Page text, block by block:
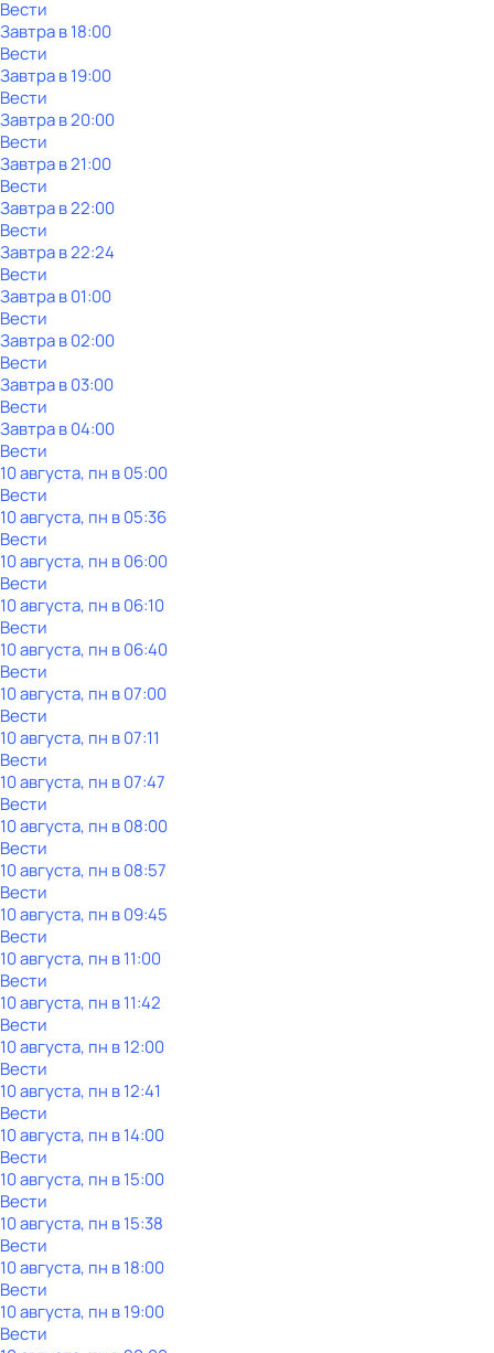
Вести
Завтра в 18:00
Вести
Завтра в 19:00
Вести
Завтра в 20:00
Вести
Завтра в 21:00
Вести
Завтра в 22:00
Вести
Завтра в 22:24
Вести
Завтра в 01:00
Вести
Завтра в 02:00
Вести
Завтра в 03:00
Вести
Завтра в 04:00
Вести
10 августа, пн в 05:00
Вести
10 августа, пн в 05:36
Вести
10 августа, пн в 06:00
Вести
10 августа, пн в 06:10
Вести
10 августа, пн в 06:40
Вести
10 августа, пн в 07:00
Вести
10 августа, пн в 07:11
Вести
10 августа, пн в 07:47
Вести
10 августа, пн в 08:00
Вести
10 августа, пн в 08:57
Вести
10 августа, пн в 09:45
Вести
10 августа, пн в 11:00
Вести
10 августа, пн в 11:42
Вести
10 августа, пн в 12:00
Вести
10 августа, пн в 12:41
Вести
10 августа, пн в 14:00
Вести
10 августа, пн в 15:00
Вести
10 августа, пн в 15:38
Вести
10 августа, пн в 18:00
Вести
10 августа, пн в 19:00
Вести